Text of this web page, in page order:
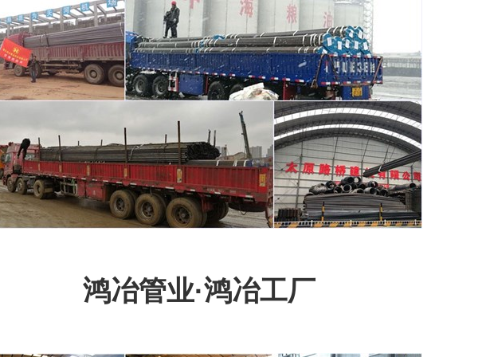
鸿冶管业·鸿冶工厂